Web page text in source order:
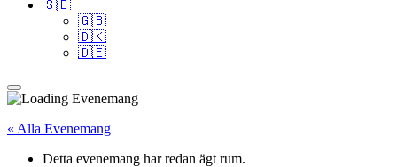
🇸🇪
🇬🇧
🇩🇰
🇩🇪
« Alla Evenemang
Detta evenemang har redan ägt rum.